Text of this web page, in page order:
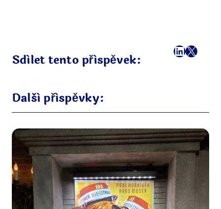
Sdílet tento příspěvek:
Facebook
LinkedIn
X E-
Další příspěvky: